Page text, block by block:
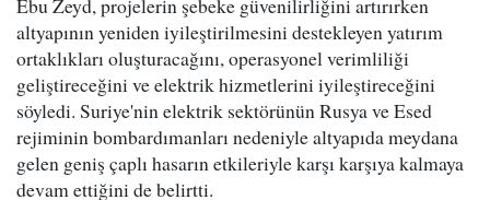
Ebu Zeyd, projelerin şebeke güvenilirliğini artırırken
altyapının yeniden iyileştirilmesini destekleyen yatırım
ortaklıkları oluşturacağını, operasyonel verimliliği
geliştireceğini ve elektrik hizmetlerini iyileştireceğini
söyledi. Suriye'nin elektrik sektörünün Rusya ve Esed
rejiminin bombardımanları nedeniyle altyapıda meydana
gelen geniş çaplı hasarın etkileriyle karşı karşıya kalmaya
devam ettiğini de belirtti.